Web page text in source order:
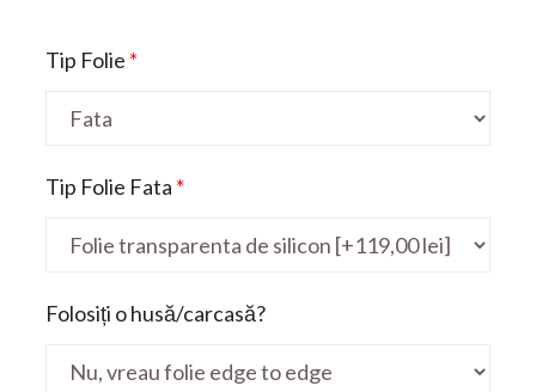
Tip Folie *
Tip Folie Fata *
Folosiți o husă/carcasă?